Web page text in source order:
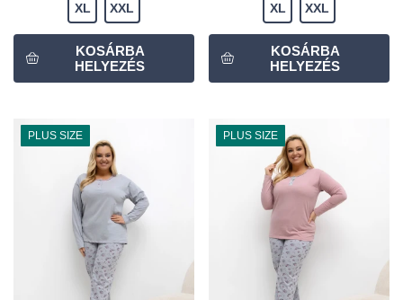
XL XXL XL XXL
PLUS SIZE PLUS SIZE